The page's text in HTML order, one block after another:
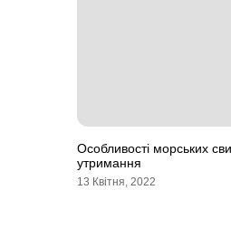
Особливості морських
утримання
13 Квітня, 2022